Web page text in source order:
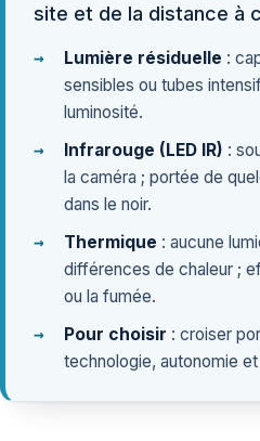
site et de la distance à
Lumière résiduelle :
sensibles ou tubes
luminosité.
Infrarouge (LED IR) :
la caméra ; portée de
dans le noir.
Thermique : aucune
différences de chaleur ;
ou la fumée.
Pour choisir : croiser
technologie, autonomie